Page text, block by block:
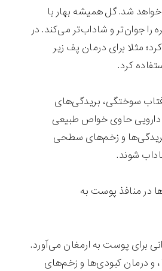
شد. گل همیشه بهار با
جوان‌تر و شاداب‌تر می‌کند. در
مثلا برای درمان پف زیر
کرد.
سوختگی، بریدگی‌های
حاوی خواص طبیعی
بریدگی‌ها و زخم‌های سطحی
شوند.
در منافذ پوست به
برای پوست به ارمغان می‌آورد.
درمان کبودی‌ها و زخم‌های